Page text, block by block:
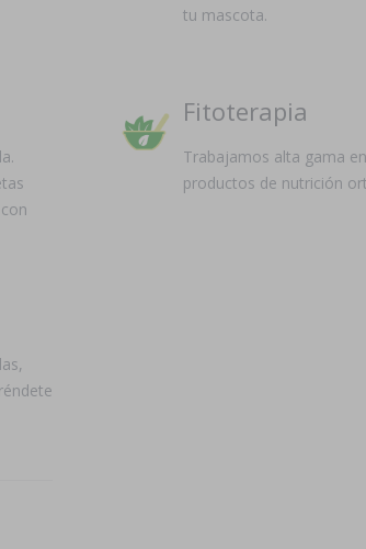
tu mascota.
Fitoterapia
Trabajamos alta gama
productos de nutrición